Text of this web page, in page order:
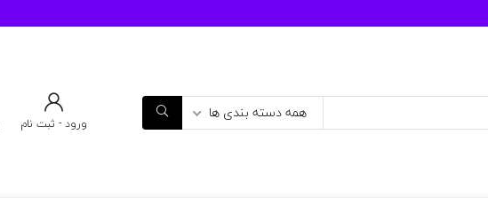
همه دسته بندی ها
ورود - ثبت نام